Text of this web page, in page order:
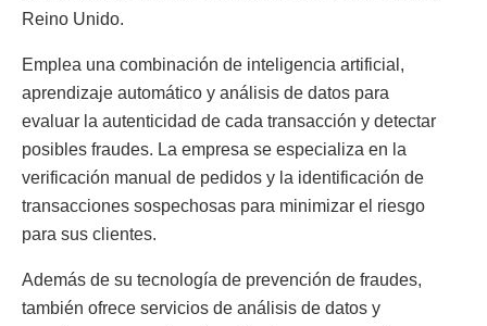
Reino Unido.
Emplea una combinación de inteligencia artificial,
aprendizaje automático y análisis de datos para
evaluar la autenticidad de cada transacción y detectar
posibles fraudes. La empresa se especializa en la
verificación manual de pedidos y la identificación de
transacciones sospechosas para minimizar el riesgo
para sus clientes.
Además de su tecnología de prevención de fraudes,
también ofrece servicios de análisis de datos y